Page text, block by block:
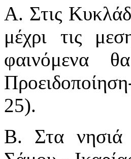
Α. Στις
μέχρι τις
φαινόμενα
25).
Β. Στα νησιά